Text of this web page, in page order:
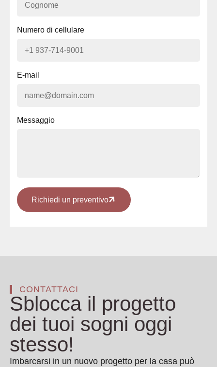
Numero di cellulare
E-mail
Messaggio
Richiedi un preventivo
CONTATTACI
Sblocca il progetto
dei tuoi sogni oggi
stesso!
Imbarcarsi in un nuovo progetto per la casa può